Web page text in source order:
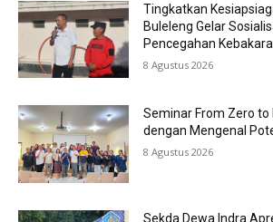
Tingkatkan
Buleleng Gelar
Pencegahan
8 Agustus 2026
Seminar From Zero to
dengan Mengenal
8 Agustus 2026
Sekda Dewa Indra